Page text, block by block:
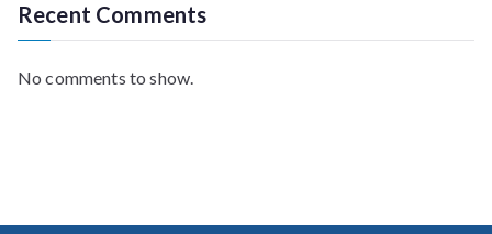
Recent Comments
No comments to show.